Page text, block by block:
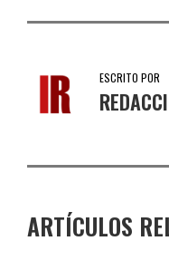
ESCRITO POR
ARTÍCULOS